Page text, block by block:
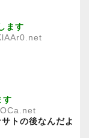
ます
す
トの後なんだよ